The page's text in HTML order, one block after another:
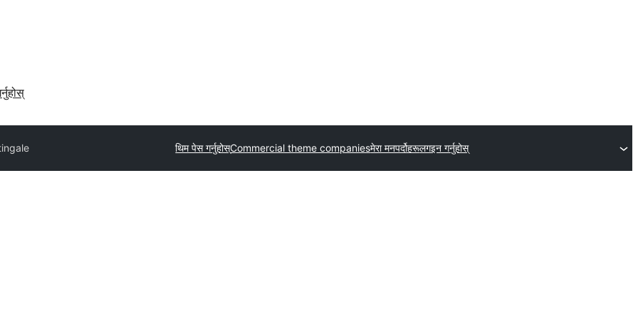
थिम पेस गर्नुहोस्Commercial theme companiesमेरा मनपर्दोहरूलगइन गर्नुहोस्